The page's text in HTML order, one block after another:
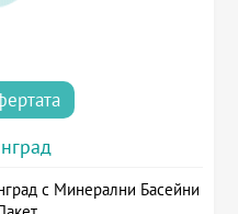
с Минерални Басейни